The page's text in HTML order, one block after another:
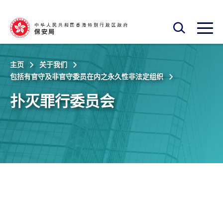
开启搜寻框
开启
主页
关于我们
包括有官守及非官守委员在内之永久性非法定组织
扑灭罪行委员会